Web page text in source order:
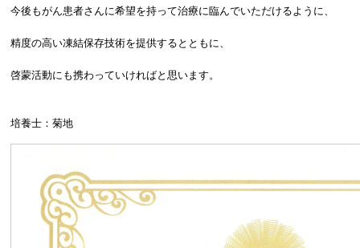
今後もがん患者さんに希望を持って治療に臨んでいただけるように、
精度の高い凍結保存技術を提供するとともに、
啓蒙活動にも携わっていければと思います。
培養士：菊地